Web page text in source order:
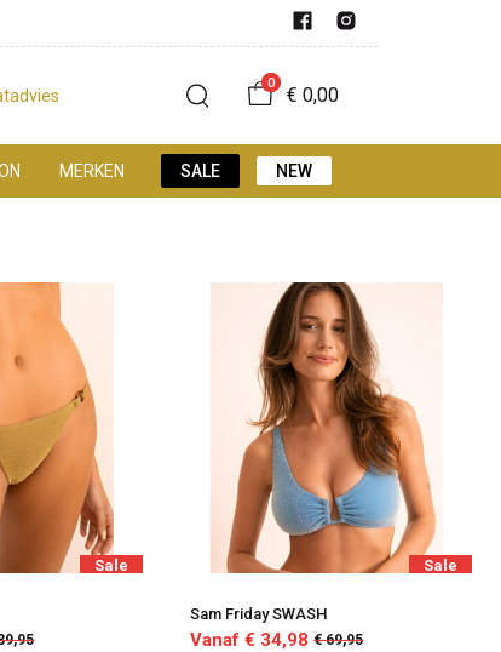
0
€ 0,00
MERKEN SALE NEW
Sale Sale
Sam Friday SWASH
Vanaf € 34,98 € 69,95